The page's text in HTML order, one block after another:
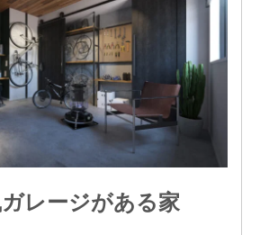
レージがある家